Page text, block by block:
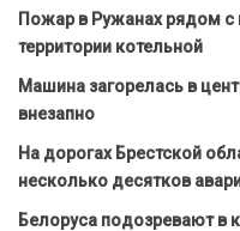
Пожар в Ружанах рядом с
территории котельной
Машина загорелась в
внезапно
На дорогах Брестской
несколько десятков
Белоруса подозревают в